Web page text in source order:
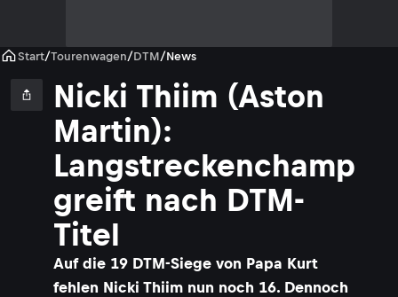
Start/Tourenwagen/DTM/News
Nicki Thiim (Aston
Martin):
Langstreckenchamp
greift nach DTM-
Titel
Auf die 19 DTM-Siege von Papa Kurt
fehlen Nicki Thiim nun noch 16. Dennoch